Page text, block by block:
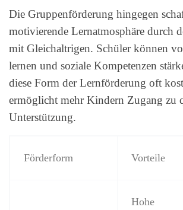
Die Gruppenförderung hingegen
motivierende Lernatmosphäre durch
mit Gleichaltrigen. Schüler können
lernen und soziale Kompetenzen
diese Form der Lernförderung oft
ermöglicht mehr Kindern Zugang zu
Unterstützung.
Förderform Vorteile
Hohe